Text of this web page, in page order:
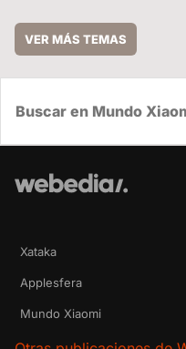
VER MÁS TEMAS
Xataka
Applesfera
Mundo Xiaomi